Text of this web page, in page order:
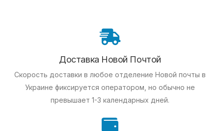
Доставка Новой Почтой
Скорость доставки в любое отделение Новой почты в
Украине фиксируется оператором, но обычно не
превышает 1-3 календарных дней.